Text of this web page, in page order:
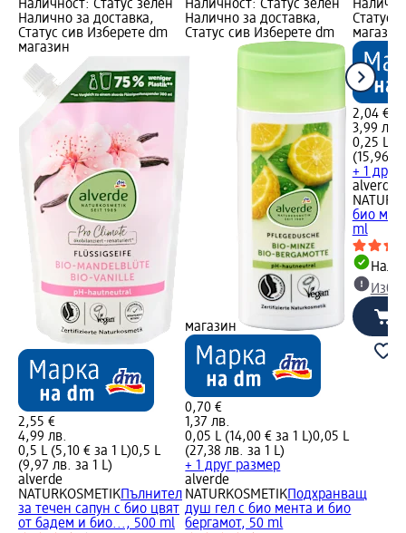
Наличност: Статус зелен
Налично за доставка,
Статус сив Изберете dm
магазин
2,55 €
4,99 лв.
0,5 L (5,10 € за 1 L)0,5 L
(9,97 лв. за 1 L)
alverde
NATURKOSMETIKПълнител
за течен сапун с био цвят
от бадем и био..., 500 ml
Наличност: Статус зелен
Налично за доставка,
Статус сив Изберете dm
магазин
0,70 €
1,37 лв.
0,05 L (14,00 € за 1 L)0,05 L
(27,38 лв. за 1 L)
+ 1 друг размер
alverde
NATURKOSMETIKПодхранващ
душ гел с био мента и био
бергамот, 50 ml
Статус
магазин
2,04 €
3,99 лв.
0,25 L
(15,96
+ 1 друг
alverde
био
ml